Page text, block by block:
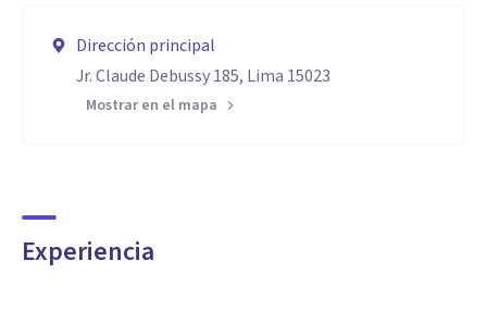
Dirección principal
Jr. Claude Debussy 185, Lima 15023
Mostrar en el mapa
Experiencia